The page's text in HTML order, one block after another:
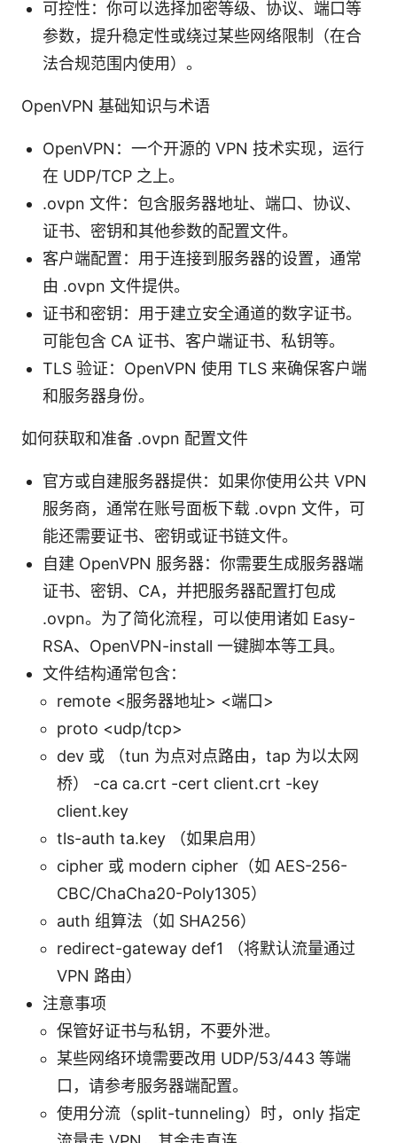
可控性：你可以选择加密等级、协议、端口等
参数，提升稳定性或绕过某些网络限制（在合
法合规范围内使用）。
OpenVPN 基础知识与术语
OpenVPN：一个开源的 VPN 技术实现，运行
在 UDP/TCP 之上。
.ovpn 文件：包含服务器地址、端口、协议、
证书、密钥和其他参数的配置文件。
客户端配置：用于连接到服务器的设置，通常
由 .ovpn 文件提供。
证书和密钥：用于建立安全通道的数字证书。
可能包含 CA 证书、客户端证书、私钥等。
TLS 验证：OpenVPN 使用 TLS 来确保客户端
和服务器身份。
如何获取和准备 .ovpn 配置文件
官方或自建服务器提供：如果你使用公共 VPN
服务商，通常在账号面板下载 .ovpn 文件，可
能还需要证书、密钥或证书链文件。
自建 OpenVPN 服务器：你需要生成服务器端
证书、密钥、CA，并把服务器配置打包成
.ovpn。为了简化流程，可以使用诸如 Easy-
RSA、OpenVPN-install 一键脚本等工具。
文件结构通常包含：
remote <服务器地址> <端口>
proto <udp/tcp>
dev 或
（tun 为点对点路由，tap 为以太网
桥） -ca ca.crt -cert client.crt -key
client.key
tls-auth ta.key （如果启用）
cipher 或 modern cipher（如 AES-256-
CBC/ChaCha20-Poly1305）
auth 组算法（如 SHA256）
redirect-gateway def1 （将默认流量通过
VPN 路由）
注意事项
保管好证书与私钥，不要外泄。
某些网络环境需要改用 UDP/53/443 等端
口，请参考服务器端配置。
使用分流（split-tunneling）时，only 指定